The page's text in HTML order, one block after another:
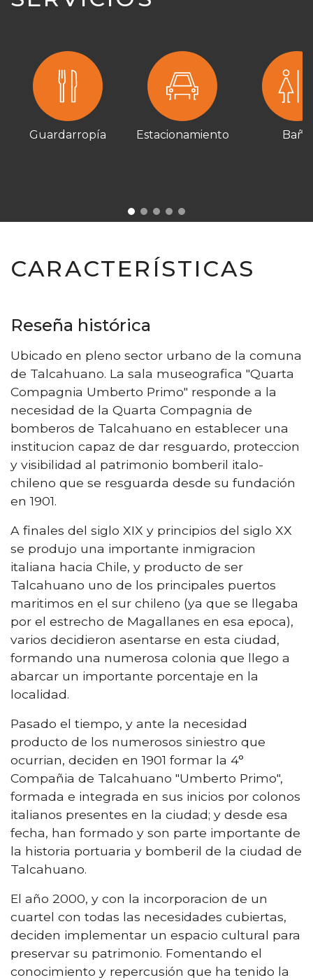
Guardarropía Estacionamiento Baño
CARACTERÍSTICAS
Reseña histórica
Ubicado en pleno sector urbano de la comuna
de Talcahuano. La sala museografica "Quarta
Compagnia Umberto Primo" responde a la
necesidad de la Quarta Compagnia de
bomberos de Talcahuano en establecer una
institucion capaz de dar resguardo, proteccion
y visibilidad al patrimonio bomberil italo-
chileno que se resguarda desde su fundación
en 1901.
A finales del siglo XIX y principios del siglo XX
se produjo una importante inmigracion
italiana hacia Chile, y producto de ser
Talcahuano uno de los principales puertos
maritimos en el sur chileno (ya que se llegaba
por el estrecho de Magallanes en esa epoca),
varios decidieron asentarse en esta ciudad,
formando una numerosa colonia que llego a
abarcar un importante porcentaje en la
localidad.
Pasado el tiempo, y ante la necesidad
producto de los numerosos siniestro que
ocurrian, deciden en 1901 formar la 4°
Compañia de Talcahuano "Umberto Primo",
formada e integrada en sus inicios por colonos
italianos presentes en la ciudad; y desde esa
fecha, han formado y son parte importante de
la historia portuaria y bomberil de la ciudad de
Talcahuano.
El año 2000, y con la incorporacion de un
cuartel con todas las necesidades cubiertas,
deciden implementar un espacio cultural para
preservar su patrimonio. Fomentando el
conocimiento y repercusión que ha tenido la